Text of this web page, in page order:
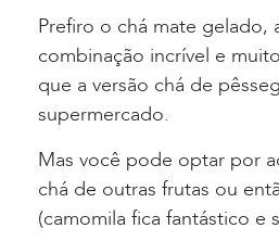
Prefiro o chá mate gelado,
combinação incrível e
que a versão chá de
supermercado.
Mas você pode optar por
chá de outras frutas ou
(camomila fica fantástico e